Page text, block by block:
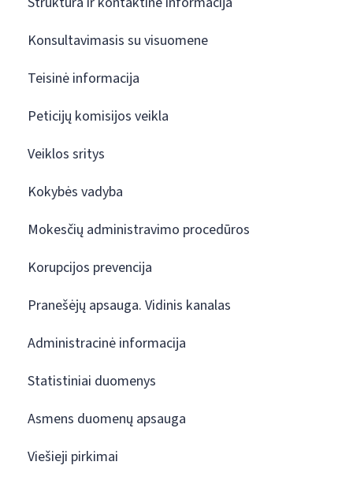
Konsultavimasis su visuomene
Teisinė informacija
Peticijų komisijos veikla
Veiklos sritys
Kokybės vadyba
Mokesčių administravimo procedūros
Korupcijos prevencija
Pranešėjų apsauga. Vidinis kanalas
Administracinė informacija
Statistiniai duomenys
Asmens duomenų apsauga
Viešieji pirkimai